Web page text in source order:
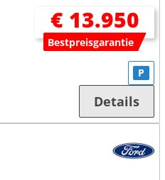
€ 13.950
Bestpreisgarantie
P
Details